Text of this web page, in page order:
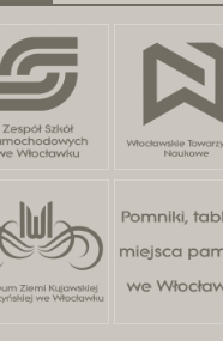
25 kwietnia, 2026